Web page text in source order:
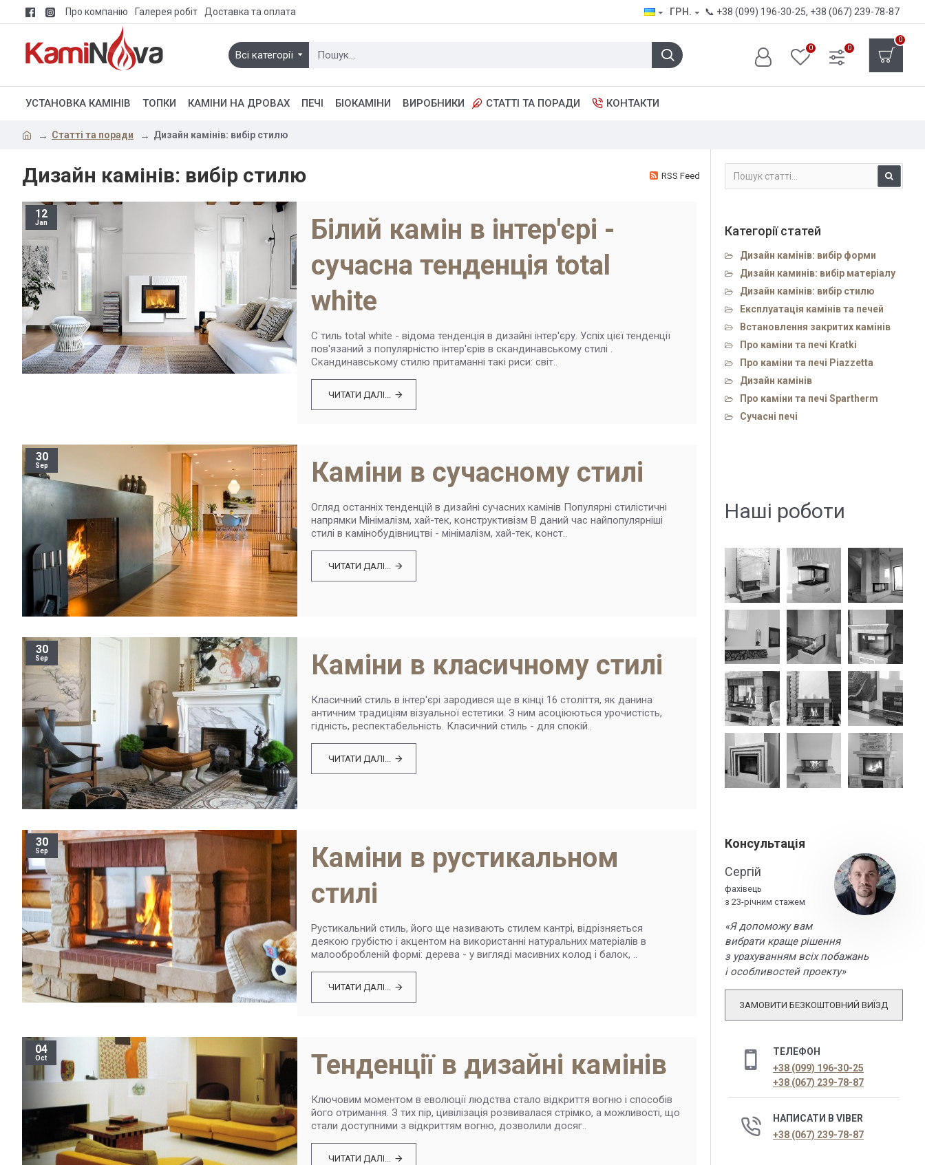
Про компанію Галерея робіт Доставка та оплата ГРН. 📞 +38 (099) 196-30-25, +38 (067) 239-78-87
Всі категорії
0 0
0
УСТАНОВКА КАМІНІВ ТОПКИ КАМІНИ НА ДРОВАХ ПЕЧІ БІОКАМІНИ ВИРОБНИКИ СТАТТІ ТА ПОРАДИ КОНТАКТИ
Статті та поради Дизайн камінів: вибір стилю
Дизайн камінів: вибір стилю RSS Feed
12
Jan
Білий камін в інтер'єрі -
сучасна тенденція total
white
C тиль total white - відома тенденція в дизайні інтер'єру. Успіх цієї тенденції
пов'язаний з популярністю інтер'єрів в скандинавському стилі .
Скандинавському стилю притаманні такі риси: світ..
ЧИТАТИ ДАЛІ...
30
Sep Каміни в сучасному стилі
Огляд останніх тенденцій в дизайні сучасних камінів Популярні стилістичні
напрямки Мінімалізм, хай-тек, конструктивізм В даний час найпопулярніші
стилі в камінобудівництві - мінімалізм, хай-тек, конст..
ЧИТАТИ ДАЛІ...
30
Sep Каміни в класичному стилі
Класичний стиль в інтер'єрі зародився ще в кінці 16 століття, як данина
античним традиціям візуальної естетики. З ним асоціюються урочистість,
гідність, респектабельність. Класичний стиль - для спокій..
ЧИТАТИ ДАЛІ...
30
Sep
Каміни в рустикальном
стилі
Рустикальний стиль, його ще називають стилем кантрі, відрізняється
деякою грубістю і акцентом на використанні натуральних матеріалів в
малообробленій формі: дерева - у вигляді масивних колод і балок, ..
ЧИТАТИ ДАЛІ...
04
Oct Тенденції в дизайні камінів
Ключовим моментом в еволюції людства стало відкриття вогню і способів
його отримання. З тих пір, цивілізація розвивалася стрімко, а можливості, що
стали доступними з відкриттям вогню, дозволили досяг..
ЧИТАТИ ДАЛІ...
Категорії статей
Дизайн камінів: вибір форми
Дизайн каминів: вибір матеріалу
Дизайн камінів: вибір стилю
Експлуатація камінів та печей
Встановлення закритих камінів
Про каміни та печі Kratki
Про каміни та печі Piazzetta
Дизайн камінів
Про каміни та печі Spartherm
Сучасні печі
Наші роботи
Консультація
Сергій
фахівець
з 23-річним стажем
«Я допоможу вам
вибрати краще рішення
з урахуванням всіх побажань
і особливостей проекту»
ЗАМОВИТИ БЕЗКОШТОВНИЙ ВИЇЗД
ТЕЛЕФОН
+38 (099) 196-30-25
+38 (067) 239-78-87
НАПИСАТИ В VIBER
+38 (067) 239-78-87